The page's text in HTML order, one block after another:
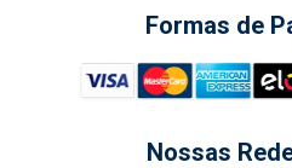
Formas de
Nossas